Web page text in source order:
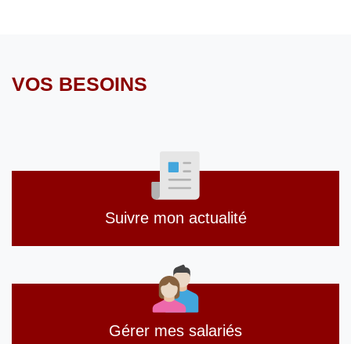
VOS BESOINS
Suivre mon actualité
Gérer mes salariés